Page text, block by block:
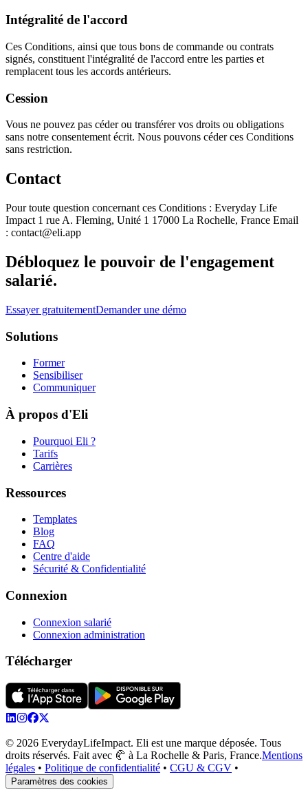
Intégralité de l'accord
Ces Conditions, ainsi que tous bons de commande ou contrats
signés, constituent l'intégralité de l'accord entre les parties et
remplacent tous les accords antérieurs.
Cession
Vous ne pouvez pas céder ou transférer vos droits ou obligations
sans notre consentement écrit. Nous pouvons céder ces Conditions
sans restriction.
Contact
Pour toute question concernant ces Conditions : Everyday Life
Impact 1 rue A. Fleming, Unité 1 17000 La Rochelle, France Email
: contact@eli.app
Débloquez le pouvoir de l'engagement
salarié.
Essayer gratuitementDemander une démo
Solutions
Former
Sensibiliser
Communiquer
À propos d'Eli
Pourquoi Eli ?
Tarifs
Carrières
Ressources
Templates
Blog
FAQ
Centre d'aide
Sécurité & Confidentialité
Connexion
Connexion salarié
Connexion administration
Télécharger
© 2026 EverydayLifeImpact. Eli est une marque déposée. Tous
droits réservés. Fait avec 🥐 à La Rochelle & Paris, France.Mentions
légales • Politique de confidentialité • CGU & CGV •
Paramètres des cookies